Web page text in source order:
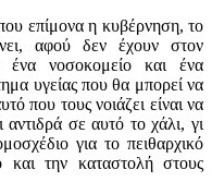
επίμονα η κυβέρνηση, το
αφού δεν έχουν στον
ένα νοσοκομείο και ένα
υγείας που θα μπορεί να
που τους νοιάζει είναι να
σε αυτό το χάλι, γι
για το πειθαρχικό
και την καταστολή στους